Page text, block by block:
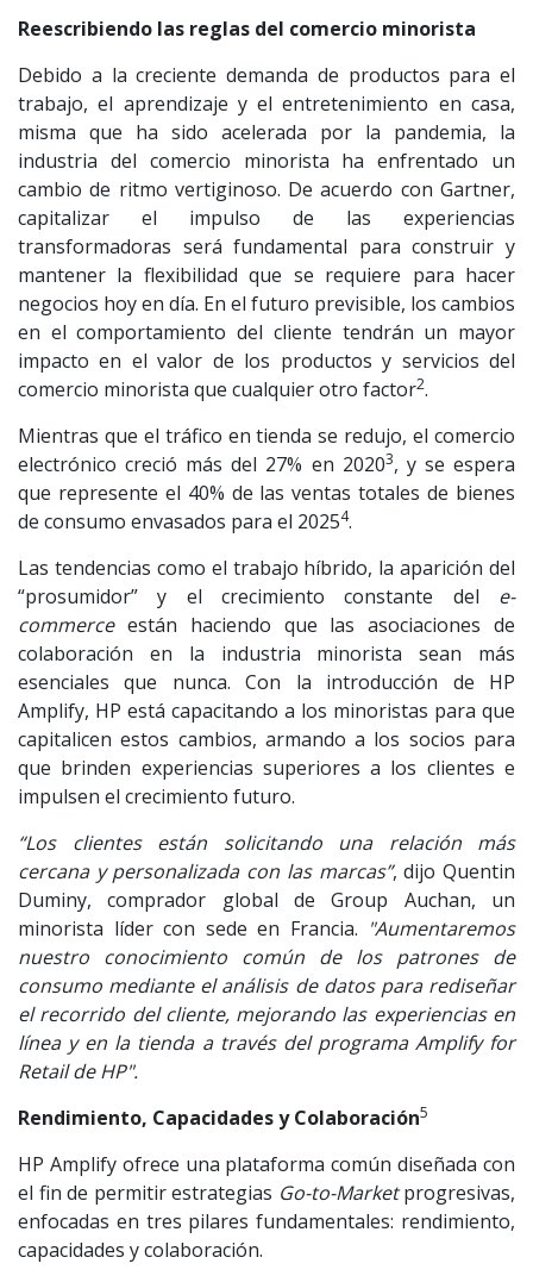
Reescribiendo las reglas del comercio minorista
Debido a la creciente demanda de productos para el
trabajo, el aprendizaje y el entretenimiento en casa,
misma que ha sido acelerada por la pandemia, la
industria del comercio minorista ha enfrentado un
cambio de ritmo vertiginoso. De acuerdo con Gartner,
capitalizar el impulso de las experiencias
transformadoras será fundamental para construir y
mantener la flexibilidad que se requiere para hacer
negocios hoy en día. En el futuro previsible, los cambios
en el comportamiento del cliente tendrán un mayor
impacto en el valor de los productos y servicios del
comercio minorista que cualquier otro factor2.
Mientras que el tráfico en tienda se redujo, el comercio
electrónico creció más del 27% en 20203, y se espera
que represente el 40% de las ventas totales de bienes
de consumo envasados para el 20254.
Las tendencias como el trabajo híbrido, la aparición del
“prosumidor” y el crecimiento constante del e-
commerceestán haciendo que las asociaciones de
colaboración en la industria minorista sean más
esenciales que nunca. Con la introducción de HP
Amplify, HP está capacitando a los minoristas para que
capitalicen estos cambios, armando a los socios para
que brinden experiencias superiores a los clientes e
impulsen el crecimiento futuro.
“Los clientes están solicitando una relación más
cercana y personalizada con las marcas”, dijo Quentin
Duminy, comprador global de Group Auchan, un
minorista líder con sede en Francia. "Aumentaremos
nuestro conocimiento común de los patrones de
consumo mediante el análisis de datos para rediseñar
el recorrido del cliente, mejorando las experiencias en
línea y en la tienda a través del programa Amplify for
Retail de HP".
Rendimiento, Capacidades y Colaboración5
HP Amplify ofrece una plataforma común diseñada con
el fin de permitir estrategias Go-to-Marketprogresivas,
enfocadas en tres pilares fundamentales: rendimiento,
capacidades y colaboración.